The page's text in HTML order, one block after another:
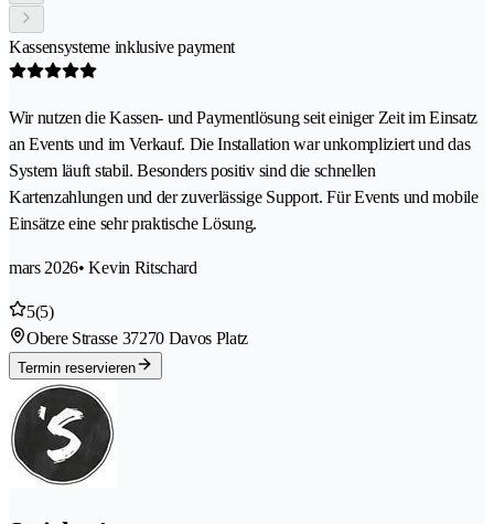
Kassensysteme inklusive payment
Wir nutzen die Kassen- und Paymentlösung seit einiger Zeit im Einsatz
an Events und im Verkauf. Die Installation war unkompliziert und das
System läuft stabil. Besonders positiv sind die schnellen
Kartenzahlungen und der zuverlässige Support. Für Events und mobile
Einsätze eine sehr praktische Lösung.
mars 2026• Kevin Ritschard
5(5)
Obere Strasse 37270 Davos Platz
Termin reservieren